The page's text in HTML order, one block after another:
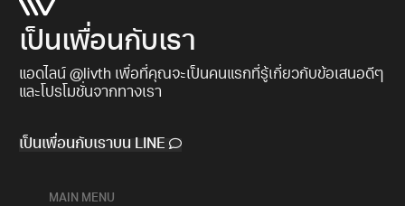
เป็นเพื่อนกับเรา
แอดไลน์ @livth เพื่อที่คุณจะเป็นคนแรกที่รู้เกี่ยวกับข้อเสนอดีๆ
และโปรโมชั่นจากทางเรา​
เป็นเพื่อนกับเราบน LINE
MAIN MENU